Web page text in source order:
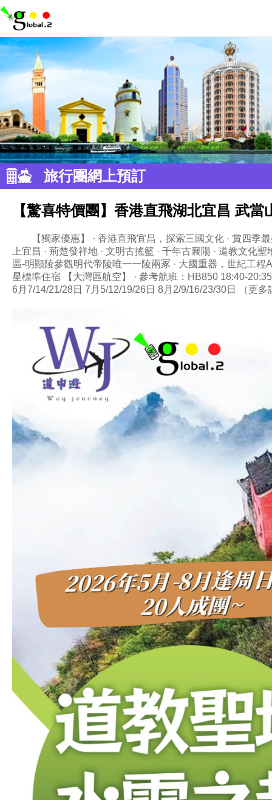
旅行團網上預訂
【驚喜特價團】香港直飛湖北宜昌 武
【獨家優惠】 · 香港直飛宜昌，探索三國文化 · 賞四季
上宜昌 · 荊楚發祥地 · 文明古搖籃 · 千年古襄陽 · 道教文
區-明顯陵參觀明代帝陵唯一一陵兩冢 · 大國重器，世紀工
星標準住宿 【大灣區航空】 · 參考航班：HB850 18:40-
6月7/14/21/28日 7月5/12/19/26日 8月2/9/16/23/30日 （更